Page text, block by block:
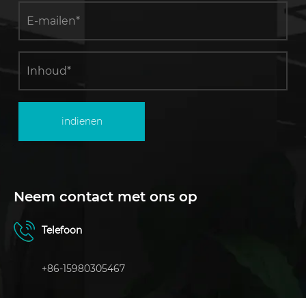
indienen
Neem contact met ons op
Telefoon
+86-15980305467